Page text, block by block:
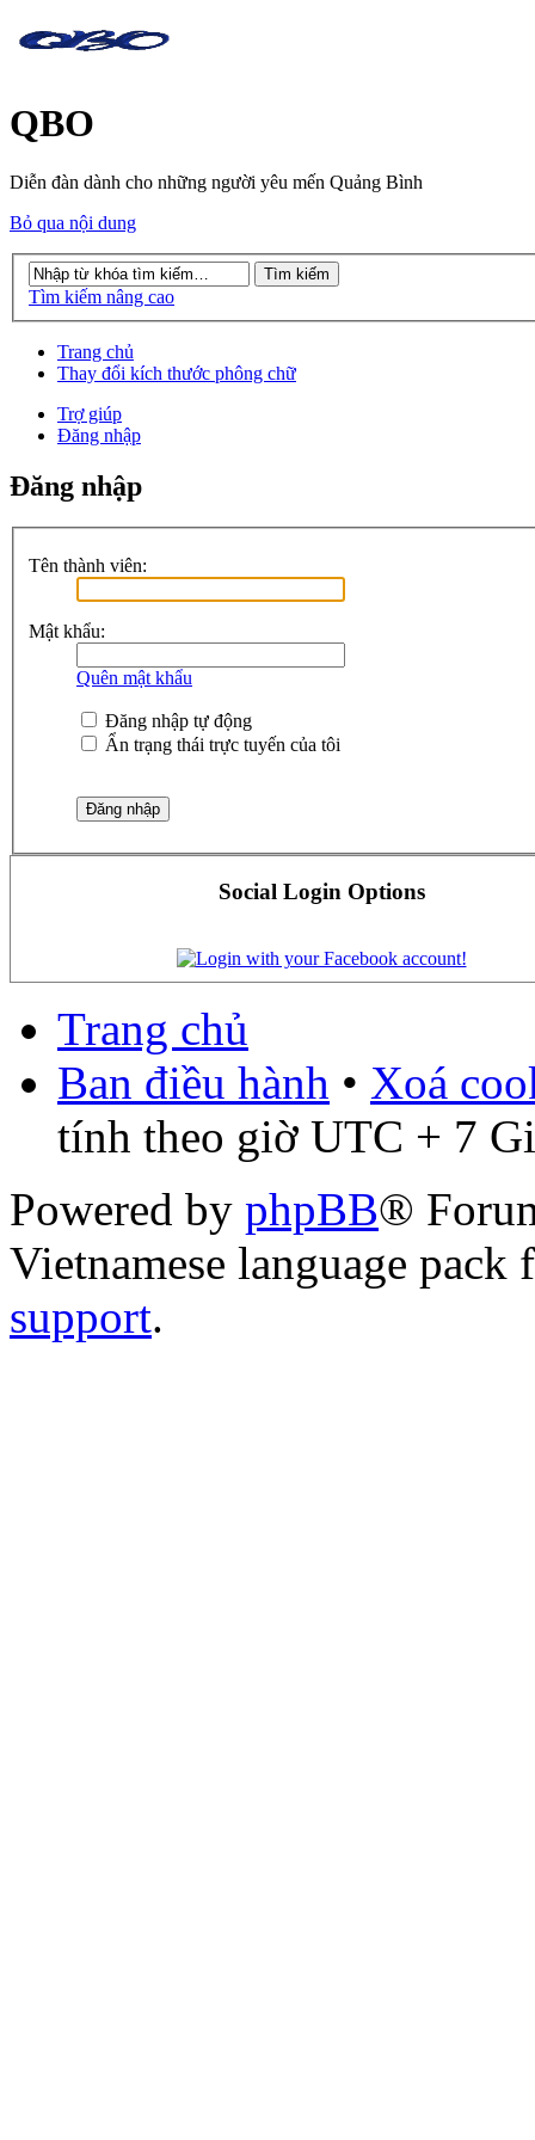
QBO
Diễn đàn dành cho những người yêu mến Quảng Bình
Bỏ qua nội dung
Tìm kiếm nâng cao
Trang chủ
Thay đổi kích thước phông chữ
Trợ giúp
Đăng nhập
Đăng nhập
Tên thành viên:
Mật khẩu:
Quên mật khẩu
Đăng nhập tự động
Ẩn trạng thái trực tuyến của tôi
Social Login Options
Trang chủ
Ban điều hành • Xoá
tính theo giờ UTC + 7
Powered by phpBB®
Vietnamese language
support.